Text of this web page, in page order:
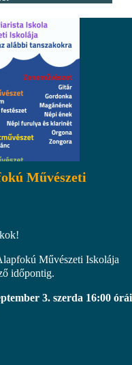
Művészeti
Művészeti Iskolája
időpontig.
3. szerda 16:00